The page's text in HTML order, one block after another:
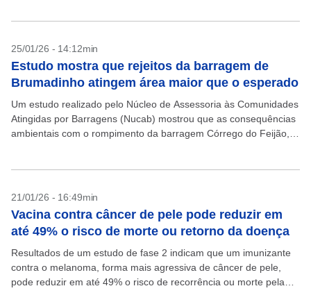
25/01/26 - 14:12min
Estudo mostra que rejeitos da barragem de
Brumadinho atingem área maior que o esperado
Um estudo realizado pelo Núcleo de Assessoria às Comunidades
Atingidas por Barragens (Nucab) mostrou que as consequências
ambientais com o rompimento da barragem Córrego do Feijão,
21/01/26 - 16:49min
Vacina contra câncer de pele pode reduzir em
até 49% o risco de morte ou retorno da doença
Resultados de um estudo de fase 2 indicam que um imunizante
contra o melanoma, forma mais agressiva de câncer de pele,
pode reduzir em até 49% o risco de recorrência ou morte pela